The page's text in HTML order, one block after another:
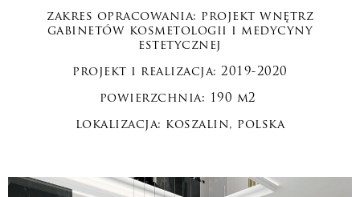
zakres opracowania: projekt wnętrz
gabinetów kosmetologii i medycyny
estetycznej
projekt i realizacja: 2019-2020
powierzchnia: 190 m2
lokalizacja: koszalin, polska